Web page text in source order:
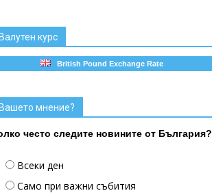
курс
British Pound Exchange Rate
мнение?
често следите новините от България?
Всеки ден
Само при важни събития